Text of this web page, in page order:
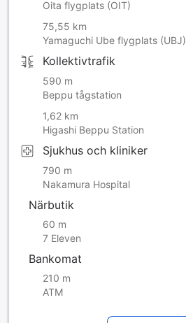
Oita flygplats (OIT)
75,55 km
Yamaguchi Ube flygplats (UBJ)
Kollektivtrafik
590 m
Beppu tågstation
1,62 km
Higashi Beppu Station
Sjukhus och kliniker
790 m
Nakamura Hospital
Närbutik
60 m
7 Eleven
Bankomat
210 m
ATM